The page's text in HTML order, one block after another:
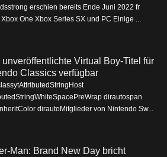
erschien bereits Ende Juni 2022 fr
One Xbox Series SX und PC Einige ...
Virtual Boy-Titel für
Classics verfügbar
dirautospan
dirautoMitglieder von Nintendo Sw...
Man: Brand New Day bricht